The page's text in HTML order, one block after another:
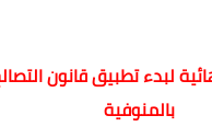
لبدء تطبيق قانون
بالمنوفية